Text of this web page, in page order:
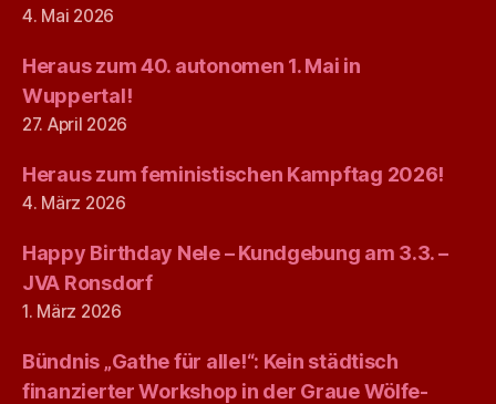
4. Mai 2026
Heraus zum 40. autonomen 1. Mai in
Wuppertal!
27. April 2026
Heraus zum feministischen Kampftag 2026!
4. März 2026
Happy Birthday Nele – Kundgebung am 3.3. –
JVA Ronsdorf
1. März 2026
Bündnis „Gathe für alle!“: Kein städtisch
finanzierter Workshop in der Graue Wölfe-